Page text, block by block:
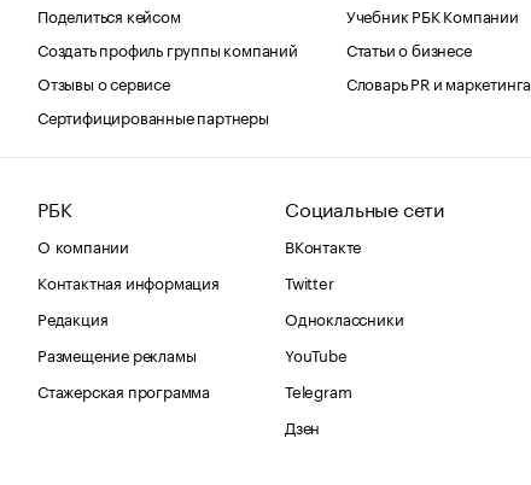
Поделиться кейсом
Создать профиль группы компаний
Отзывы о сервисе
Сертифицированные партнеры
Учебник РБК Компании
Статьи о бизнесе
Словарь PR и маркетинга
РБК
О компании
Контактная информация
Редакция
Размещение рекламы
Стажерская программа
Социальные сети
ВКонтакте
Twitter
Одноклассники
YouTube
Telegram
Дзен